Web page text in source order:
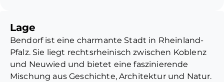
vereinen.
Besonders für Investoren
bietet dieses Neubauprojekt
Fliesen und sanitären Anlagen
Ihre persönlichen Wünsche
einzubringen. Von der
kompakten Single-Wohnung bis
Lage
Bendorf ist eine charmante Stadt in Rheinland-
Pfalz. Sie liegt rechtsrheinisch zwischen Koblenz
und Neuwied und bietet eine faszinierende
Mischung aus Geschichte, Architektur und Natur.